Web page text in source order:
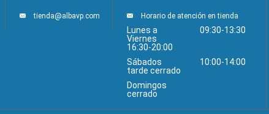
tienda@albavp.com Horario de atención en tienda
Lunes a
Viernes
09:30-13:30
16:30-20:00
Sábados
10:00-14:00
tarde cerrado
Domingos
cerrado